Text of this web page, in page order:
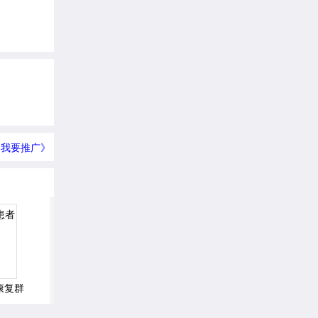
我要推广》
复群